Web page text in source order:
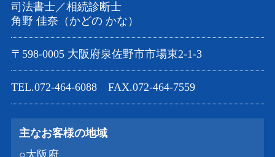
司法書士／相続診断士
角野 佳奈（かどの かな）
〒598-0005 大阪府泉佐野市市場東2-1-3
TEL.072-464-6088 FAX.072-464-7559
主なお客様の地域
○大阪府